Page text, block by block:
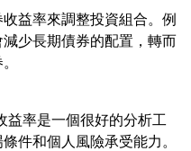
益率來調整投資組合。例
少長期債券的配置，轉而
率是一個很好的分析工
件和個人風險承受能力。